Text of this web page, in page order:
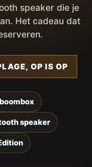
speaker die je
Het cadeau dat
OP IS OP
speaker